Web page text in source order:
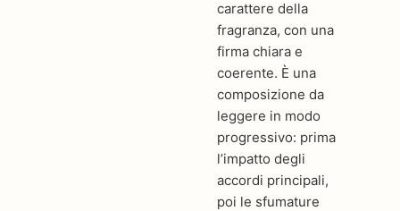
carattere della
fragranza, con una
firma chiara e
coerente. È una
composizione da
leggere in modo
progressivo: prima
l’impatto degli
accordi principali,
poi le sfumature